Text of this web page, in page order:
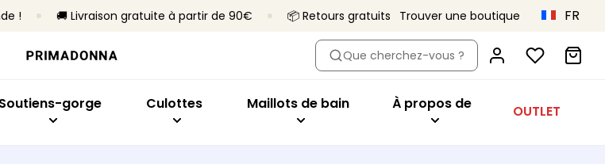
! 🚚 Livraison gratuite à partir de 90€ 📦 Retours gratuits Trouver une boutique FR
Que cherchez-vous ?
Primadonna Twist
Sport
Soutiens-gorge
Bonnet D à E
Bonnet F à H
Avec armatures
Rembourrés
Acheter par modèle
Soutien-gorge minimiseur
Culottes
Culottes taille haute
Hotpants et shortys
Maillots de bain
Acheter par modèle
Hauts de bikini
Maillots 1 pièce
Bas de bikini
À propos de
À propos de
Primadonna x Vivian Hoorn
C’est ça, Primadonna
Le projet Body Love
OUTLET